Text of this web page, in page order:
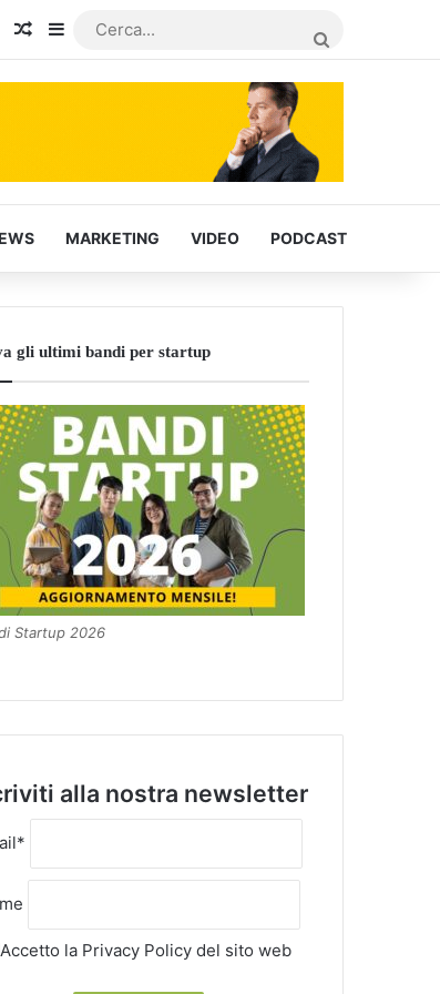
Articoli Casuali
Barra laterale
MARKETING VIDEO PODCAST
gli ultimi bandi per startup
Startup 2026
alla nostra newsletter
Accetto la Privacy Policy del sito web